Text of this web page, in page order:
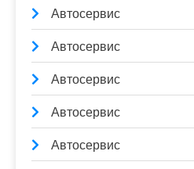
Автосервис
Автосервис
Автосервис
Автосервис
Автосервис